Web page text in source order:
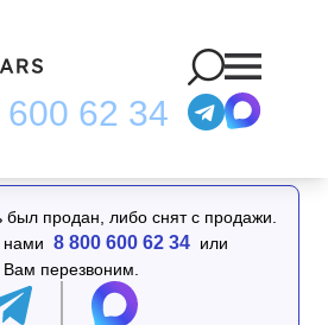
62 34
Palisade Diesel 2.2 Le Blanc 2WD
продан, либо снят с продажи.
нами 8 800 600 62 34 или
Вам перезвоним.